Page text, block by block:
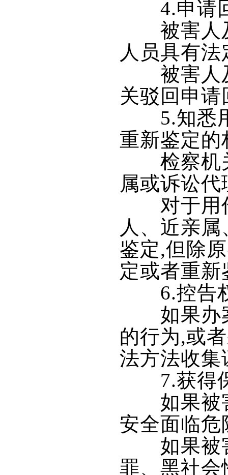
4.申请
被害人及
人员具有
被害人及
关驳回申
5.知悉用
重新鉴定的
检察机关
属或诉讼
对于用作
人、近亲
鉴定,但除
定或者重
6.控告
如果办案
的行为,或
法方法收集
7.获得
如果被害
安全面临
如果被害
罪、黑社会